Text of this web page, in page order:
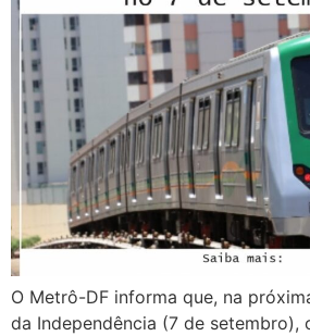
O Metrô-DF informa que, na
da Independência (7 de setembro),